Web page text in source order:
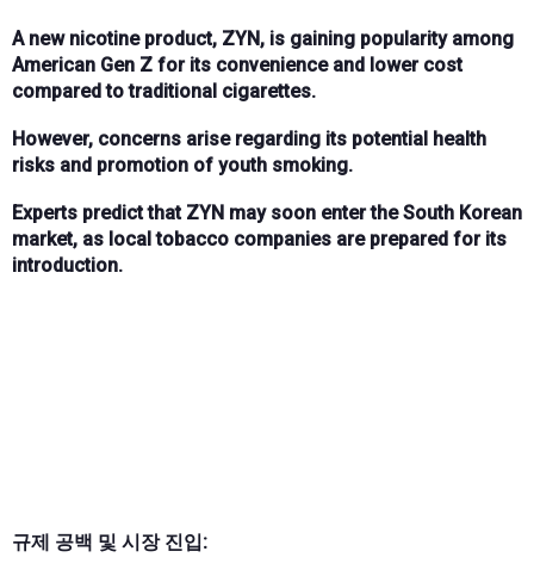
A new nicotine product, ZYN, is gaining popularity among
American Gen Z for its convenience and lower cost
compared to traditional cigarettes.
However, concerns arise regarding its potential health
risks and promotion of youth smoking.
Experts predict that ZYN may soon enter the South Korean
market, as local tobacco companies are prepared for its
introduction.
규제 공백 및 시장 진입: